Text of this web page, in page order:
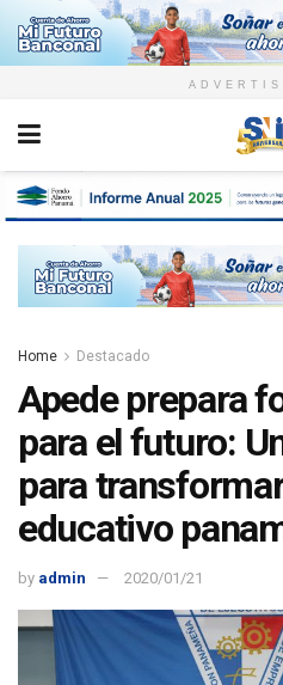
Home Destacado
Apede prepara
para el futuro:
para
educativo
by admin 2020/01/21